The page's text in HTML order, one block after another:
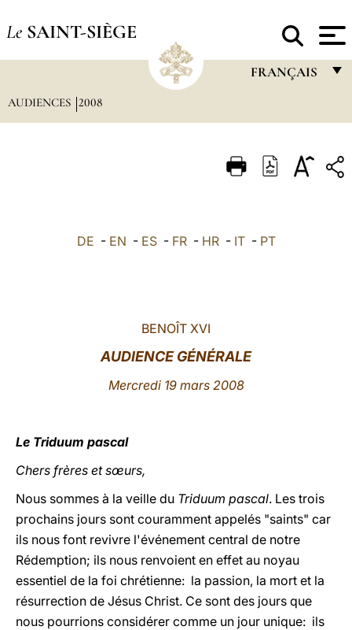
Le SAINT-SIÈGE
FRANÇAIS
ITALIANO
中文
AUDIENCES 2008
DE - EN - ES- FR- HR- IT- PT
BENOÎT XVI
AUDIENCE GÉNÉRALE
Mercredi 19 mars 2008
Le Triduum pascal
Chers frères et sœurs,
Nous sommes à la veille du Triduum pascal. Les trois
prochains jours sont couramment appelés "saints" car
ils nous font revivre l'événement central de notre
Rédemption; ils nous renvoient en effet au noyau
essentiel de la foi chrétienne: la passion, la mort et la
résurrection de Jésus Christ. Ce sont des jours que
nous pourrions considérer comme un jour unique: ils